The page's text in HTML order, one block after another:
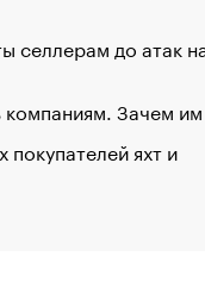
селлерам до атак
Зачем
яхт и